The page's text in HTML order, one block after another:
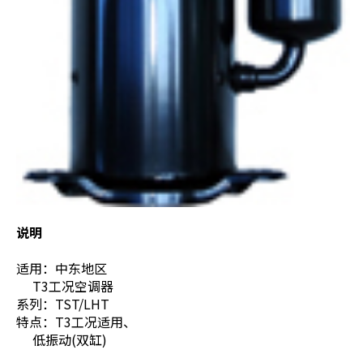
说明
适用：中东地区
T3工况空调器
系列：TST/LHT
特点：T3工况适用、
低振动(双缸)